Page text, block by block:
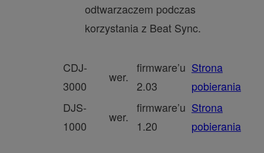
odtwarzaczem podczas
korzystania z Beat Sync.
CDJ-
3000
wer.
firmware’u
2.03
Strona
pobierania
DJS-
1000
wer.
firmware’u
1.20
Strona
pobierania